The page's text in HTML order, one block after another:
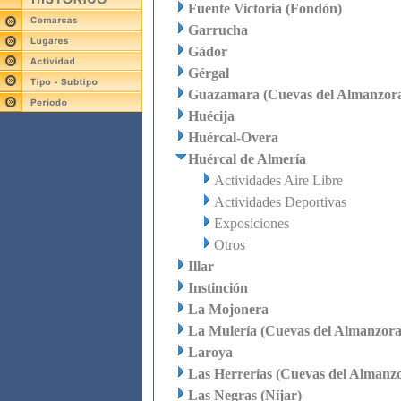
Fuente Victoria (Fondón)
Garrucha
Gádor
Gérgal
Guazamara (Cuevas del
Huécija
Huércal-Overa
Huércal de Almería
Actividades Aire Libre
Actividades Deportivas
Exposiciones
Otros
Illar
Instinción
La Mojonera
La Mulería (Cuevas del
Laroya
Las Herrerías (Cuevas del
Las Negras (Níjar)